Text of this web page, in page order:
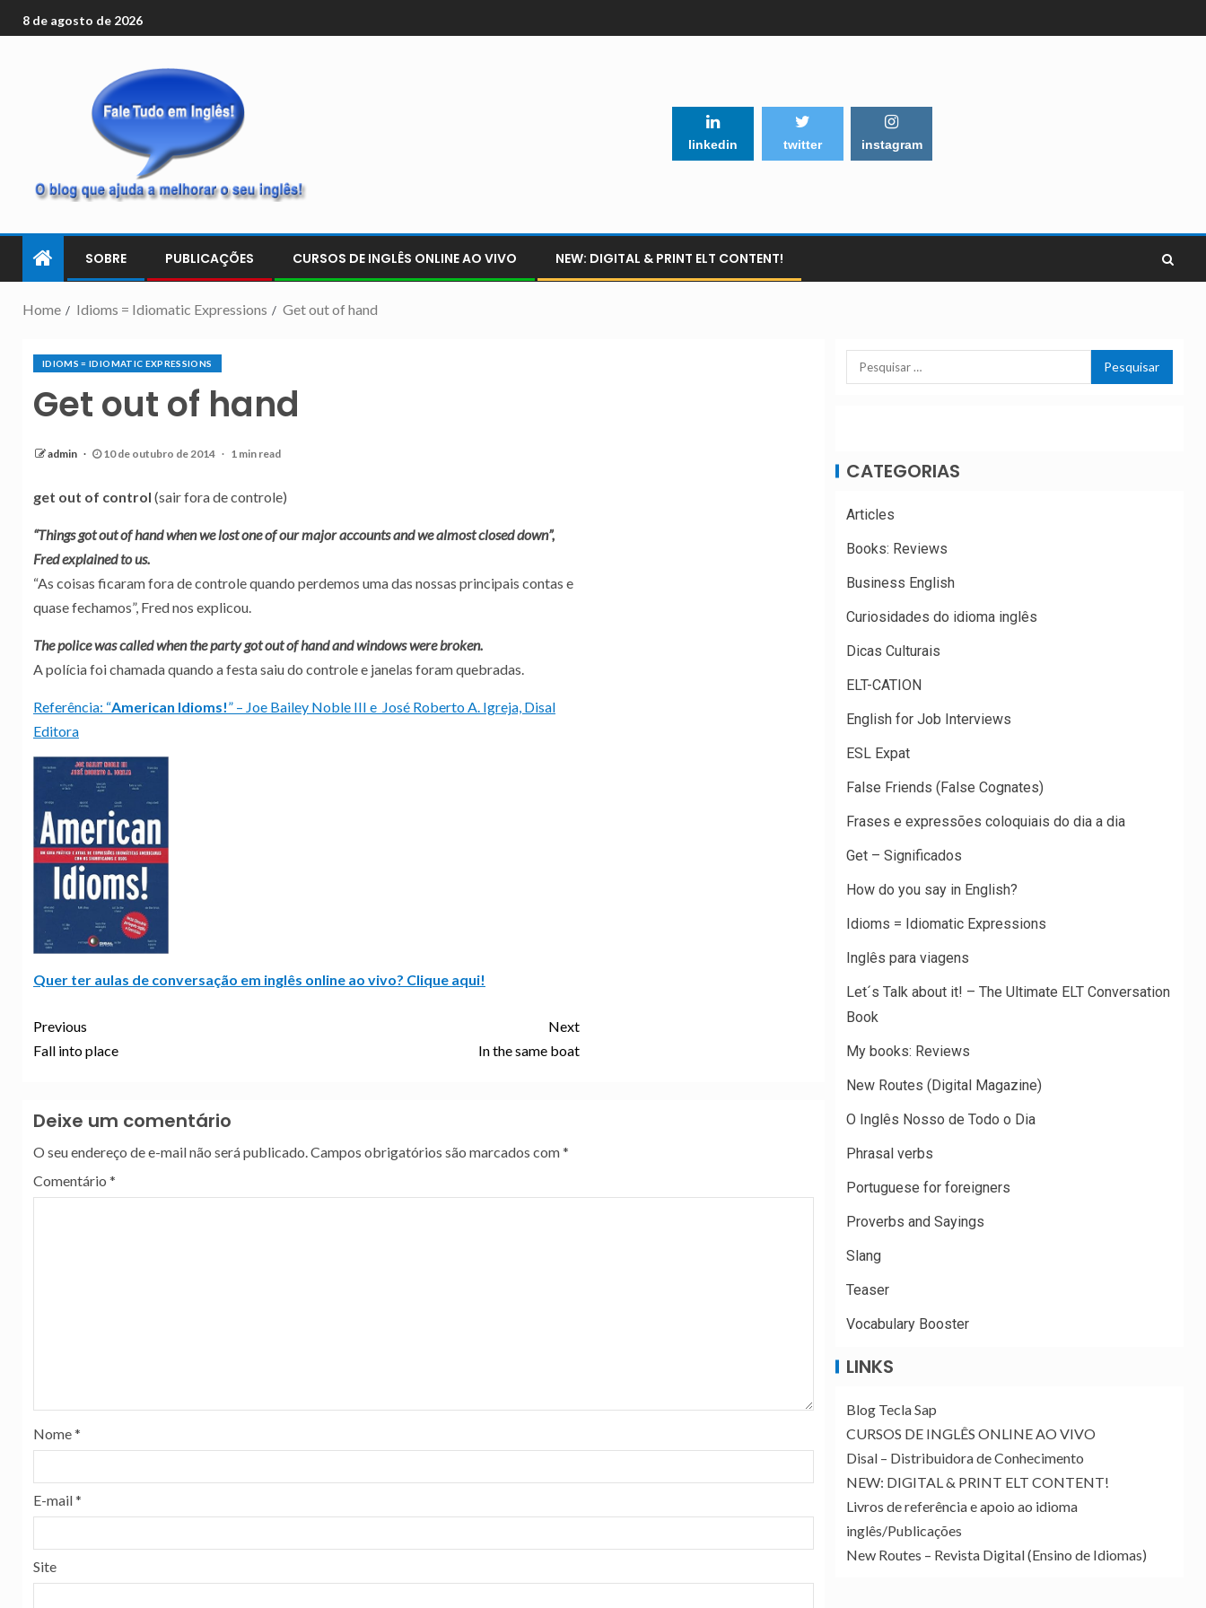
8 de agosto de 2026
linkedin twitter instagram
SOBRE PUBLICAÇÕES CURSOS DE INGLÊS ONLINE AO VIVO NEW: DIGITAL & PRINT ELT CONTENT!
Home Idioms = Idiomatic Expressions Get out of hand
IDIOMS = IDIOMATIC EXPRESSIONS
Get out of hand
admin 10 de outubro de 2014 1 min read
get out of control (sair fora de controle)
“Things got out of hand when we lost one of our major accounts and we almost closed down”,
Fred explained to us.
“As coisas ficaram fora de controle quando perdemos uma das nossas principais contas e
quase fechamos”, Fred nos explicou.
The police was called when the party got out of hand and windows were broken.
A polícia foi chamada quando a festa saiu do controle e janelas foram quebradas.
Referência: “American Idioms!” – Joe Bailey Noble III e José Roberto A. Igreja, Disal
Editora
Quer ter aulas de conversação em inglês online ao vivo? Clique aqui!
Previous
Fall into place
Next
In the same boat
Deixe um comentário
O seu endereço de e-mail não será publicado. Campos obrigatórios são marcados com*
Comentário *
Nome*
E-mail*
Site
CATEGORIAS
Articles
Books: Reviews
Business English
Curiosidades do idioma inglês
Dicas Culturais
ELT-CATION
English for Job Interviews
ESL Expat
False Friends (False Cognates)
Frases e expressões coloquiais do dia a dia
Get – Significados
How do you say in English?
Idioms = Idiomatic Expressions
Inglês para viagens
Let´s Talk about it! – The Ultimate ELT Conversation
Book
My books: Reviews
New Routes (Digital Magazine)
O Inglês Nosso de Todo o Dia
Phrasal verbs
Portuguese for foreigners
Proverbs and Sayings
Slang
Teaser
Vocabulary Booster
LINKS
Blog Tecla Sap
CURSOS DE INGLÊS ONLINE AO VIVO
Disal – Distribuidora de Conhecimento
NEW: DIGITAL & PRINT ELT CONTENT!
Livros de referência e apoio ao idioma
inglês/Publicações
New Routes – Revista Digital (Ensino de Idiomas)